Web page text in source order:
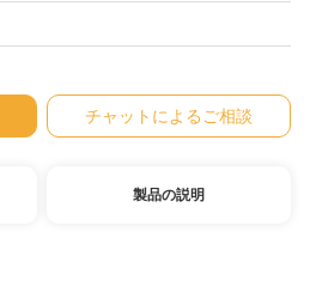
チャットによるご相談
製品の説明